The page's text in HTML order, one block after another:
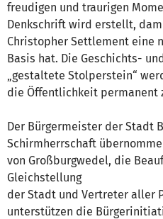
freudigen und traurigen
Denkschrift wird erstellt,
Christopher Settlement eine
Basis hat. Die Geschichts-
„gestaltete Stolperstein“
die Öffentlichkeit permanent
Der Bürgermeister der Stadt
Schirmherrschaft
von Großburgwedel, die
Gleichstellung
der Stadt und Vertreter aller
unterstützen die